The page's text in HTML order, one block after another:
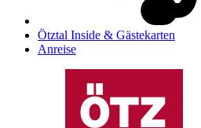
Ötztal Inside & Gästekarten
Anreise